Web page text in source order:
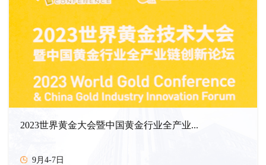
2023世界黄金大会暨中国黄金行业全产业...
9月4-7日